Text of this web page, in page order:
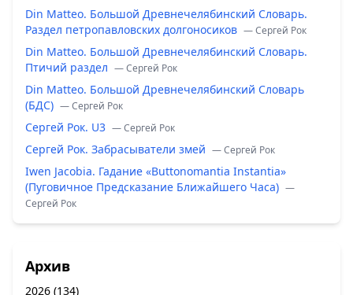
Din Matteo. Большой Древнечелябинский Словарь.
Раздел петропавловских долгоносиков — Сергей Рок
Din Matteo. Большой Древнечелябинский Словарь.
Птичий раздел — Сергей Рок
Din Matteo. Большой Древнечелябинский Словарь
(БДС) — Сергей Рок
Сергей Рок. U3 — Сергей Рок
Сергей Рок. Забрасыватели змей — Сергей Рок
Iwen Jacobia. Гадание «Buttonomantia Instantia»
(Пуговичное Предсказание Ближайшего Часа) —
Сергей Рок
Архив
2026 (134)